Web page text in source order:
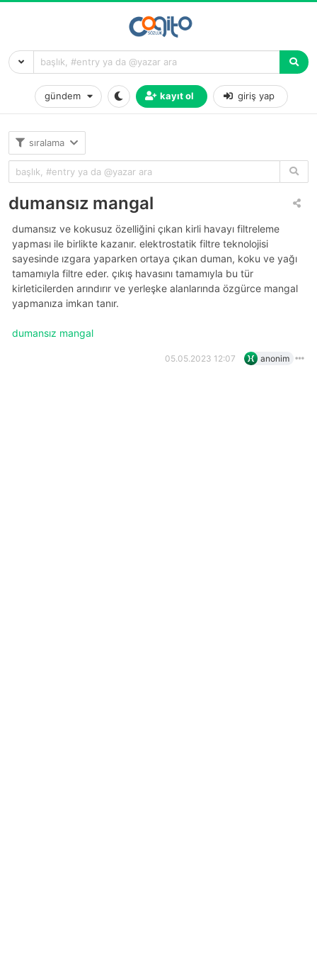
gündem kayıt ol giriş yap
sıralama
dumansız mangal
dumansız ve kokusuz özelliğini çıkan kirli havayı filtreleme
yapması ile birlikte kazanır. elektrostatik filtre teknolojisi
sayesinde ızgara yaparken ortaya çıkan duman, koku ve yağı
tamamıyla filtre eder. çıkış havasını tamamıyla bu tür
kirleticilerden arındırır ve yerleşke alanlarında özgürce mangal
yapmanıza imkan tanır.
dumansız mangal
05.05.2023 12:07 anonim